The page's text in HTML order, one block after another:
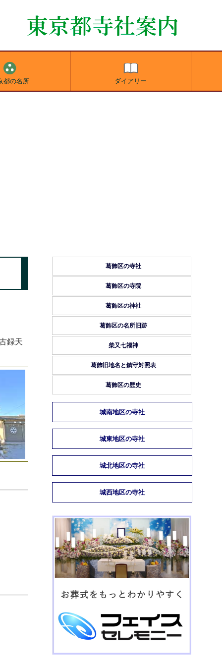
都の名所 ダイアリー
録天
葛飾区の寺社
葛飾区の寺院
葛飾区の神社
葛飾区の名所旧跡
柴又七福神
葛飾旧地名と鎮守対照表
葛飾区の歴史
城南地区の寺社
城東地区の寺社
城北地区の寺社
城西地区の寺社